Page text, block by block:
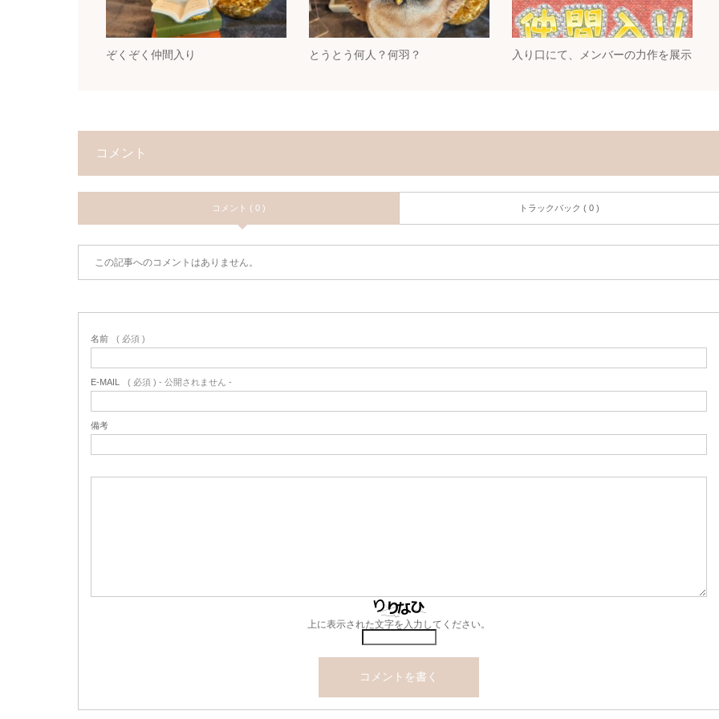
ぞくぞく仲間入り とうとう何人？何羽？ 入り口にて、メンバーの力作を展示
コメント
コメント ( 0 ) トラックバック ( 0 )
この記事へのコメントはありません。
名前 ( 必須 )
E-MAIL ( 必須 ) - 公開されません -
備考
上に表示された文字を入力してください。